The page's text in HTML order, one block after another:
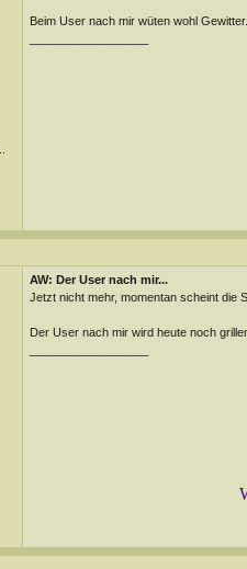
Beim User nach mir wüten wohl Gewitter.
AW: Der User nach mir...
Jetzt nicht mehr, momentan scheint die
Der User nach mir wird heute noch